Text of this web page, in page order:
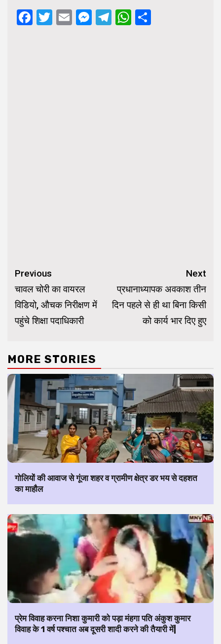
Facebook
Twitter
EmailMessenger
Telegram
WhatsApp
Continue
Reading
Previous
चावल चोरी का वायरल
विडियो, औचक निरीक्षण में
पहुंचे शिक्षा पदाधिकारी
Next
प्रधानाध्यापक अवकाश तीन
दिन पहले से ही था बिना किसी
को कार्य भार दिए हुए
MORE STORIES
गोलियों की आवाज से गूंजा शहर व ग्रामीण क्षेत्र डर भय से दहशत
का माहौल
प्रेम विवाह करना निशा कुमारी को पड़ा मंहगा पति अंकुश कुमार
विवाह के 1 वर्ष पश्चात अब दूसरी शादी करने की तैयारी में|